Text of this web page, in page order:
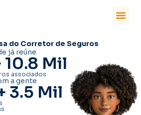
do Corretor de Seguros
já reúne
10.8 Mil
associados
a gente
3.5 Mil